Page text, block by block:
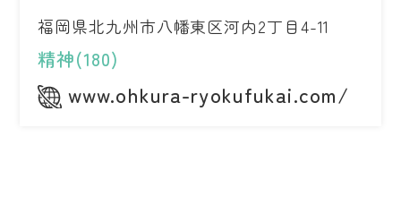
福岡県北九州市八幡東区河内2丁目4-11
精神(180)
www.ohkura-ryokufukai.com/